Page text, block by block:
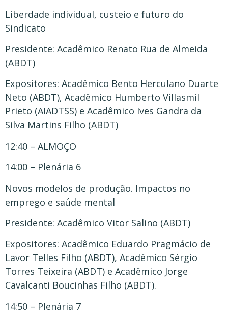
Liberdade individual, custeio e futuro do
Sindicato
Presidente: Acadêmico Renato Rua de Almeida
(ABDT)
Expositores: Acadêmico Bento Herculano Duarte
Neto (ABDT), Acadêmico Humberto Villasmil
Prieto (AIADTSS) e Acadêmico Ives Gandra da
Silva Martins Filho (ABDT)
12:40 – ALMOÇO
14:00 – Plenária 6
Novos modelos de produção. Impactos no
emprego e saúde mental
Presidente: Acadêmico Vitor Salino (ABDT)
Expositores: Acadêmico Eduardo Pragmácio de
Lavor Telles Filho (ABDT), Acadêmico Sérgio
Torres Teixeira (ABDT) e Acadêmico Jorge
Cavalcanti Boucinhas Filho (ABDT).
14:50 – Plenária 7